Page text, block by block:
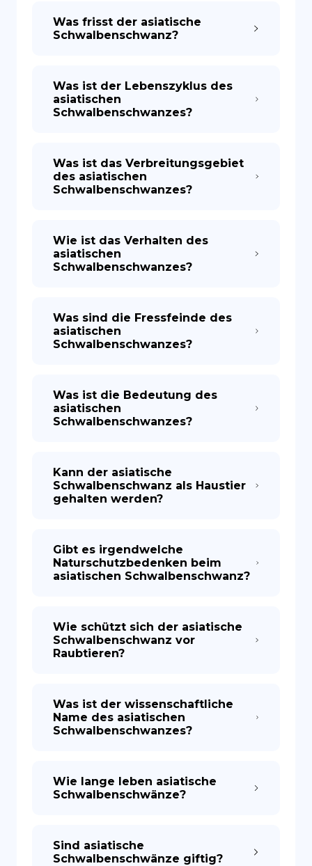
Was frisst der asiatische
Schwalbenschwanz?
Was ist der Lebenszyklus des
asiatischen
Schwalbenschwanzes?
Was ist das Verbreitungsgebiet
des asiatischen
Schwalbenschwanzes?
Wie ist das Verhalten des
asiatischen
Schwalbenschwanzes?
Was sind die Fressfeinde des
asiatischen
Schwalbenschwanzes?
Was ist die Bedeutung des
asiatischen
Schwalbenschwanzes?
Kann der asiatische
Schwalbenschwanz als Haustier
gehalten werden?
Gibt es irgendwelche
Naturschutzbedenken beim
asiatischen Schwalbenschwanz?
Wie schützt sich der asiatische
Schwalbenschwanz vor
Raubtieren?
Was ist der wissenschaftliche
Name des asiatischen
Schwalbenschwanzes?
Wie lange leben asiatische
Schwalbenschwänze?
Sind asiatische
Schwalbenschwänze giftig?